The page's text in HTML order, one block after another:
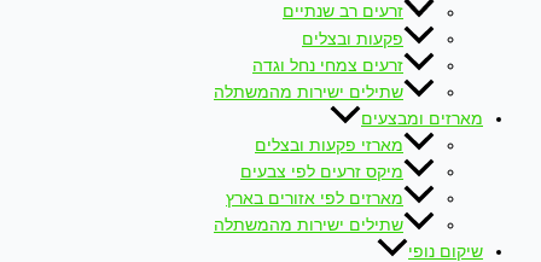
זרעים רב שנתיים
פקעות ובצלים
זרעים צמחי נחל וגדה
שתילים ישירות מהמשתלה
מארזים ומבצעים
מארזי פקעות ובצלים
מיקס זרעים לפי צבעים
מארזים לפי אזורים בארץ
שתילים ישירות מהמשתלה
שיקום נופי